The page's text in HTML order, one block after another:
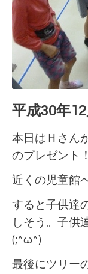
平成30年
本日はＨさん
のプレゼント
近くの児童館
すると子供達
しそう。子供
(;^ω^)
最後にツリー